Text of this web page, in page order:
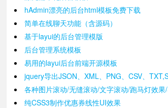
hAdmin漂亮的后台html模板免费下载
简单在线聊天功能（含源码）
基于layui的后台管理模版
后台管理系统模板
易用的layui后台前端开源模板
jquery导出JSON、XML、PNG、CSV、TXT,SQL,MS-Word,Ms-Excel Ms-Powerpoint、
各种图片滚动/无缝滚动/文字滚动/跑马灯效果/导航/手风琴
纯CSS3制作优惠券线性UI效果